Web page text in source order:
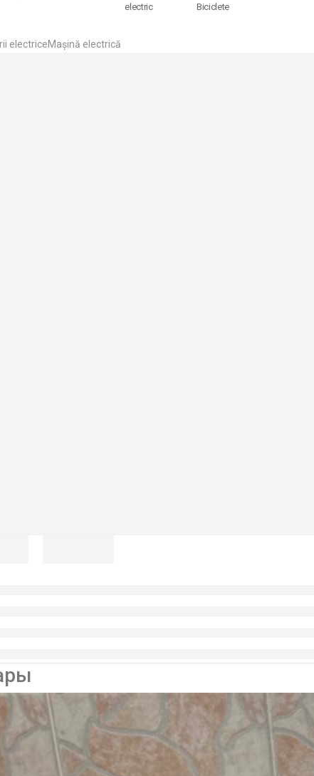
electric
Biciclete
electriceMașină electrică